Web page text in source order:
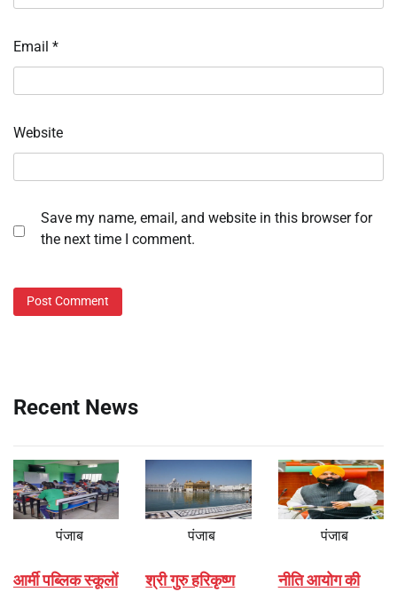
Email *
Website
Save my name, email, and website in this browser for
the next time I comment.
Recent News
पंजाब
आर्मी पब्लिक स्कूलों
पंजाब
श्री गुरु हरिकृष्ण
पंजाब
नीति आयोग की